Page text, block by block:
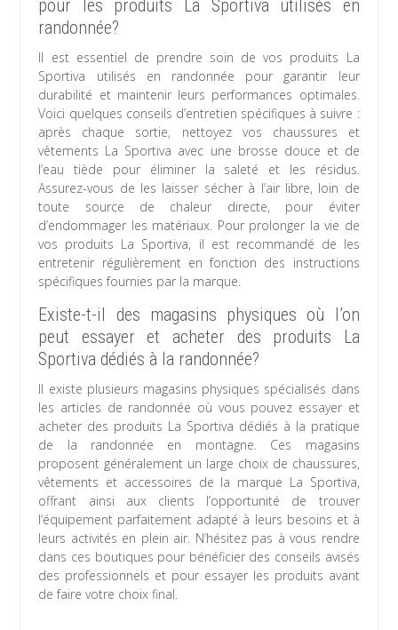
pour les produits La Sportiva utilisés en
randonnée?
Il est essentiel de prendre soin de vos produits La
Sportiva utilisés en randonnée pour garantir leur
durabilité et maintenir leurs performances optimales.
Voici quelques conseils d’entretien spécifiques à suivre :
après chaque sortie, nettoyez vos chaussures et
vêtements La Sportiva avec une brosse douce et de
l’eau tiède pour éliminer la saleté et les résidus.
Assurez-vous de les laisser sécher à l’air libre, loin de
toute source de chaleur directe, pour éviter
d’endommager les matériaux. Pour prolonger la vie de
vos produits La Sportiva, il est recommandé de les
entretenir régulièrement en fonction des instructions
spécifiques fournies par la marque.
Existe-t-il des magasins physiques où l’on
peut essayer et acheter des produits La
Sportiva dédiés à la randonnée?
Il existe plusieurs magasins physiques spécialisés dans
les articles de randonnée où vous pouvez essayer et
acheter des produits La Sportiva dédiés à la pratique
de la randonnée en montagne. Ces magasins
proposent généralement un large choix de chaussures,
vêtements et accessoires de la marque La Sportiva,
offrant ainsi aux clients l’opportunité de trouver
l’équipement parfaitement adapté à leurs besoins et à
leurs activités en plein air. N’hésitez pas à vous rendre
dans ces boutiques pour bénéficier des conseils avisés
des professionnels et pour essayer les produits avant
de faire votre choix final.